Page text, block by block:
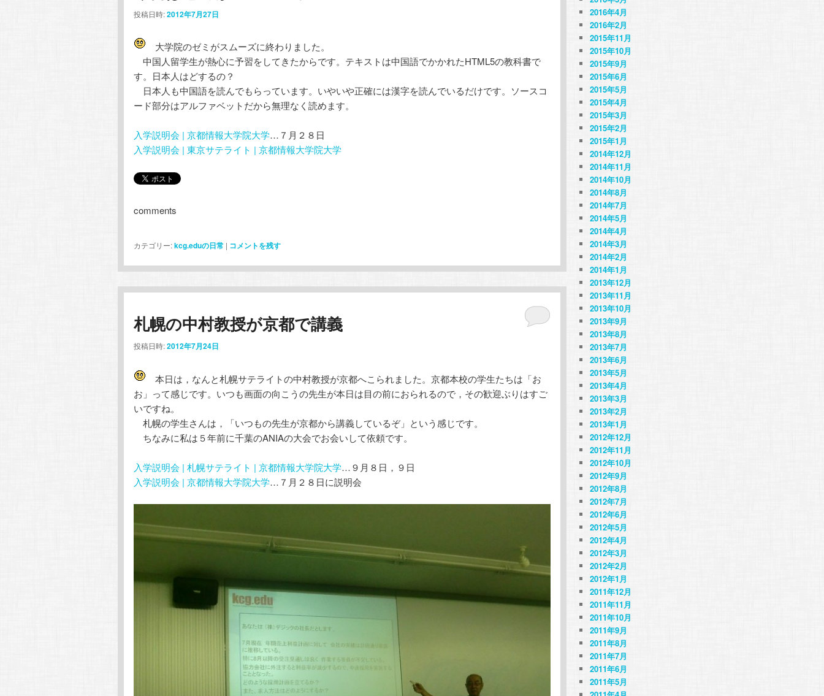
投稿日時:2012年7月27日
大学院のゼミがスムーズに終わりました。
中国人留学生が熱心に予習をしてきたからです。テキストは中国語でかかれたHTML5の教科書で
す。日本人はどするの？
日本人も中国語を読んでもらっています。いやいや正確には漢字を読んでいるだけです。ソースコ
ード部分はアルファベットだから無理なく読めます。
入学説明会 | 京都情報大学院大学…７月２８日
入学説明会 | 東京サテライト | 京都情報大学院大学
comments
カテゴリー:kcg.eduの日常 | コメントを残す
札幌の中村教授が京都で講義
投稿日時:2012年7月24日
本日は，なんと札幌サテライトの中村教授が京都へこられました。京都本校の学生たちは「お
お」って感じです。いつも画面の向こうの先生が本日は目の前におられるので，その歓迎ぶりはすご
いですね。
札幌の学生さんは，「いつもの先生が京都から講義しているぞ」という感じです。
ちなみに私は５年前に千葉のANIAの大会でお会いして依頼です。
入学説明会 | 札幌サテライト | 京都情報大学院大学…９月８日，９日
入学説明会 | 京都情報大学院大学…７月２８日に説明会
2016年4月
2016年2月
2015年11月
2015年10月
2015年9月
2015年6月
2015年5月
2015年4月
2015年3月
2015年2月
2015年1月
2014年12月
2014年11月
2014年10月
2014年8月
2014年7月
2014年5月
2014年4月
2014年3月
2014年2月
2014年1月
2013年12月
2013年11月
2013年10月
2013年9月
2013年8月
2013年7月
2013年6月
2013年5月
2013年4月
2013年3月
2013年2月
2013年1月
2012年12月
2012年11月
2012年10月
2012年9月
2012年8月
2012年7月
2012年6月
2012年5月
2012年4月
2012年3月
2012年2月
2012年1月
2011年12月
2011年11月
2011年10月
2011年9月
2011年8月
2011年7月
2011年6月
2011年5月